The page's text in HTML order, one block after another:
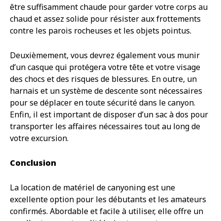
être suffisamment chaude pour garder votre corps au
chaud et assez solide pour résister aux frottements
contre les parois rocheuses et les objets pointus.
Deuxièmement, vous devrez également vous munir
d’un casque qui protégera votre tête et votre visage
des chocs et des risques de blessures. En outre, un
harnais et un système de descente sont nécessaires
pour se déplacer en toute sécurité dans le canyon.
Enfin, il est important de disposer d’un sac à dos pour
transporter les affaires nécessaires tout au long de
votre excursion.
Conclusion
La location de matériel de canyoning est une
excellente option pour les débutants et les amateurs
confirmés. Abordable et facile à utiliser, elle offre un